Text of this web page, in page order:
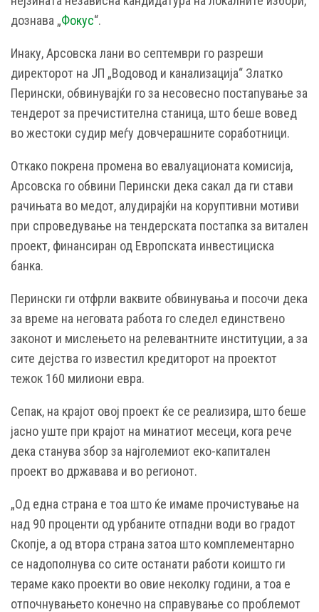
дознава „Фокус“.
Инаку, Арсовска лани во септември го разреши
директорот на ЈП „Водовод и канализација“ Златко
Перински, обвинувајќи го за несовесно постапување за
тендерот за пречистителна станица, што беше вовед
во жестоки судир меѓу довчерашните соработници.
Откако покрена промена во евалуационата комисија,
Арсовска го обвини Перински дека сакал да ги стави
рачињата во медот, алудирајќи на коруптивни мотиви
при спроведување на тендерската постапка за витален
проект, финансиран од Европската инвестициска
банка.
Перински ги отфрли ваквите обвинувања и посочи дека
за време на неговата работа го следел единствено
законот и мислењето на релевантните институции, а за
сите дејства го известил кредиторот на проектот
тежок 160 милиони евра.
Сепак, на крајот овој проект ќе се реализира, што беше
јасно уште при крајот на минатиот месеци, кога рече
дека станува збор за најголемиот еко-капитален
проект во државава и во регионот.
„Од една страна е тоа што ќе имаме прочистување на
над 90 проценти од урбаните отпадни води во градот
Скопје, а од втора страна затоа што комплементарно
се надополнува со сите останати работи коишто ги
тераме како проекти во овие неколку години, а тоа е
отпочнувањето конечно на справување со проблемот